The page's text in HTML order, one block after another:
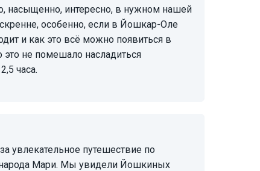
особенно, если в Йошкар-Оле
и как это всё можно появиться в
не помешало насладиться
часа.
Мари. Мы увидели Йошкиных